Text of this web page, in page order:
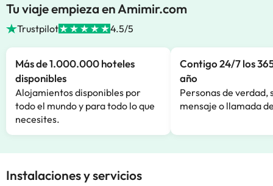
Tu viaje empieza en Amimir.com
Trustpilot 4.5/5
Más de 1.000.000 hoteles
disponibles
Alojamientos disponibles por
todo el mundo y para todo lo que
necesites.
Contigo 24/7 los
año
Personas de verdad,
mensaje o llamada
Instalaciones y servicios